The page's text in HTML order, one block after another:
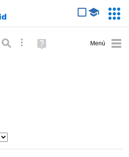
Búsqueda avanzada
Ayuda
(en